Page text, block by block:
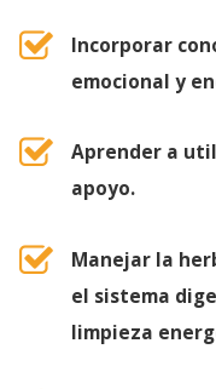
Incorporar
emocional y
Aprender a
apoyo.
Manejar la
el sistema
limpieza